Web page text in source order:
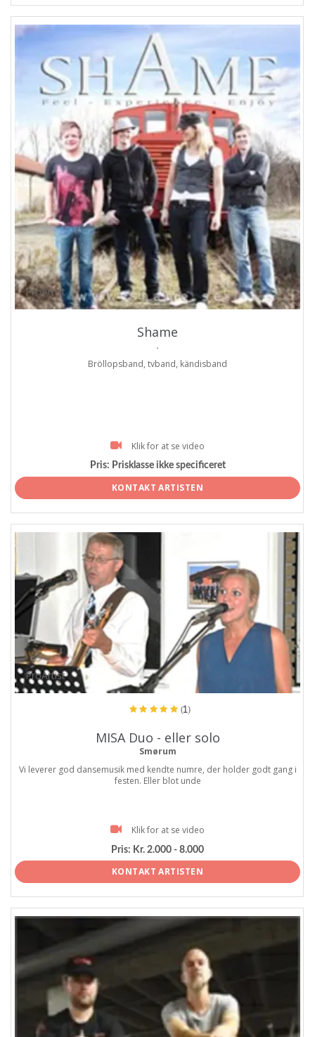
ProArtist
Shame
.
Bröllopsband, tvband, kändisband
Klik for at se video
Pris: Prisklasse ikke specificeret
KONTAKT ARTISTEN
ProArtist
(1)
MISA Duo - eller solo
Smørum
Vi leverer god dansemusik med kendte numre, der holder godt gang i
festen. Eller blot unde
Klik for at se video
Pris: Kr. 2.000 - 8.000
KONTAKT ARTISTEN